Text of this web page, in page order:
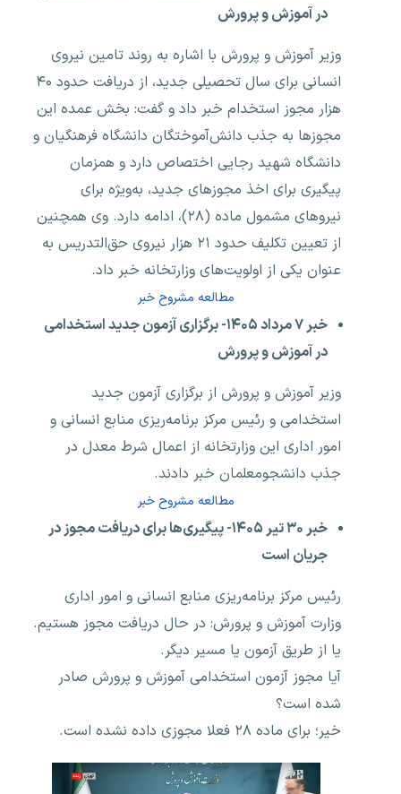
در آموزش و پرورش
وزیر آموزش و پرورش با اشاره به روند تامین نیروی
انسانی برای سال تحصیلی جدید، از دریافت حدود ۴۰
هزار مجوز استخدام خبر داد و گفت: بخش عمده این
مجوزها به جذب دانش‌آموختگان دانشگاه فرهنگیان و
دانشگاه شهید رجایی اختصاص دارد و همزمان
پیگیری برای اخذ مجوزهای جدید، به‌ویژه برای
نیروهای مشمول ماده (۲۸)، ادامه دارد. وی همچنین
از تعیین تکلیف حدود ۲۱ هزار نیروی حق‌التدریس به
عنوان یکی از اولویت‌های وزارتخانه خبر داد.
مطالعه مشروح خبر
خبر ۷ مرداد ۱۴۰۵- برگزاری آزمون جدید استخدامی
در آموزش و پرورش
وزیر آموزش و پرورش از برگزاری آزمون جدید
استخدامی و رئیس مرکز برنامه‌ریزی منابع انسانی و
امور اداری این وزارتخانه از اعمال شرط معدل در
جذب دانشجومعلمان خبر دادند.
مطالعه مشروح خبر
خبر ۳۰ تیر ۱۴۰۵- پیگیری‌ها برای دریافت مجوز در
جریان است
رئیس مرکز برنامه‌ریزی منابع انسانی و امور اداری
وزارت آموزش و پرورش: در حال دریافت مجوز هستیم.
یا از طریق آزمون یا مسیر دیگر.
آیا مجوز آزمون استخدامی آموزش و پرورش صادر
شده است؟
خیر؛ برای ماده ۲۸ فعلا مجوزی داده نشده است.